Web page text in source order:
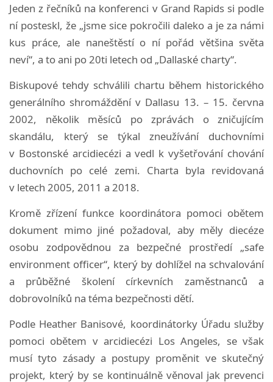
Jeden z řečníků na konferenci v Grand Rapids si podle
ní posteskl, že „jsme sice pokročili daleko a je za námi
kus práce, ale naneštěstí o ní pořád většina světa
neví“, a to ani po 20ti letech od „Dallaské charty“.
Biskupové tehdy schválili chartu během historického
generálního shromáždění v Dallasu 13. – 15. června
2002, několik měsíců po zprávách o zničujícím
skandálu, který se týkal zneužívání duchovními
v Bostonské arcidiecézi a vedl k vyšetřování chování
duchovních po celé zemi. Charta byla revidovaná
v letech 2005, 2011 a 2018.
Kromě zřízení funkce koordinátora pomoci obětem
dokument mimo jiné požadoval, aby měly diecéze
osobu zodpovědnou za bezpečné prostředí „safe
environment officer“, který by dohlížel na schvalování
a průběžné školení církevních zaměstnanců a
dobrovolníků na téma bezpečnosti dětí.
Podle Heather Banisové, koordinátorky Úřadu služby
pomoci obětem v arcidiecézi Los Angeles, se však
musí tyto zásady a postupy proměnit ve skutečný
projekt, který by se kontinuálně věnoval jak prevenci